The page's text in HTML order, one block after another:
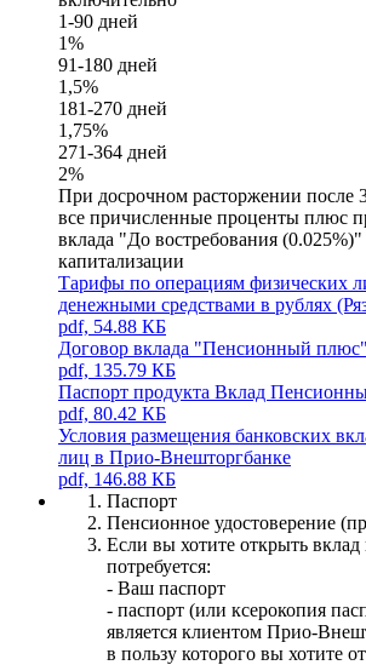
1-90 дней
1%
91-180 дней
1,5%
181-270 дней
1,75%
271-364 дней
2%
При досрочном расторжении после
все причисленные проценты плюс
вклада "До востребования
капитализации
Тарифы по операциям физических
денежными средствами в рублях
pdf, 54.88 КБ
Договор вклада "Пенсионный плюс"
pdf, 135.79 КБ
Паспорт продукта Вклад
pdf, 80.42 КБ
Условия размещения банковских
лиц в Прио-Внешторгбанке
pdf, 146.88 КБ
Паспорт
Пенсионное удостоверение
Если вы хотите открыть вклад
потребуется:
- Ваш паспорт
- паспорт (или ксерокопия
является клиентом Прио-
в пользу которого вы хотите